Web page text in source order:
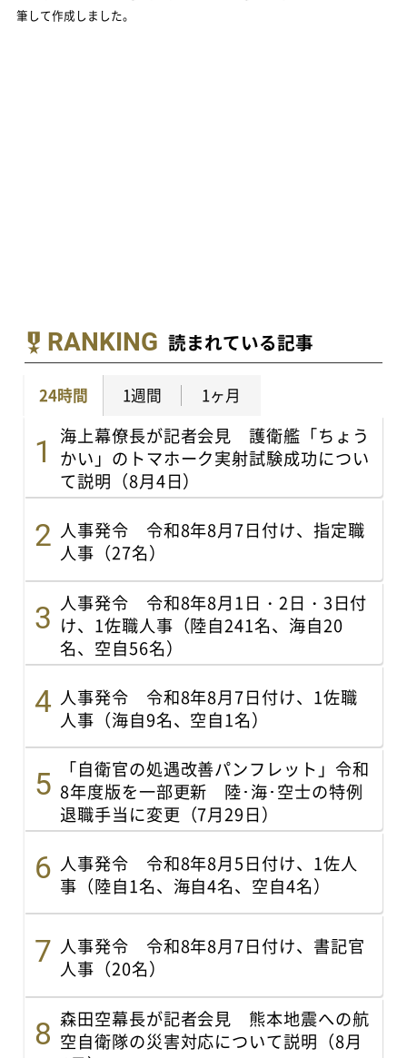
筆して作成しました。
RANKING 読まれている記事
24時間 1週間 1ヶ月
海上幕僚長が記者会見 護衛艦「ちょう
かい」のトマホーク実射試験成功につい
て説明（8月4日）
人事発令 令和8年8月7日付け、指定職
人事（27名）
人事発令 令和8年8月1日・2日・3日付
け、1佐職人事（陸自241名、海自20
名、空自56名）
人事発令 令和8年8月7日付け、1佐職
人事（海自9名、空自1名）
「自衛官の処遇改善パンフレット」令和
8年度版を一部更新 陸･海･空士の特例
退職手当に変更（7月29日）
人事発令 令和8年8月5日付け、1佐人
事（陸自1名、海自4名、空自4名）
人事発令 令和8年8月7日付け、書記官
人事（20名）
森田空幕長が記者会見 熊本地震への航
空自衛隊の災害対応について説明（8月